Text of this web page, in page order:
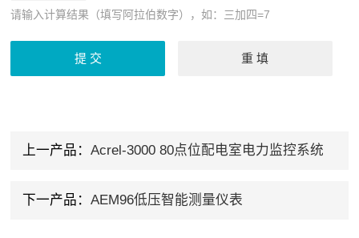
请输入计算结果（填写阿拉伯数字），如：三加四=7
上一产品： Acrel-3000 80点位配电室电力监控系统
下一产品： AEM96低压智能测量仪表